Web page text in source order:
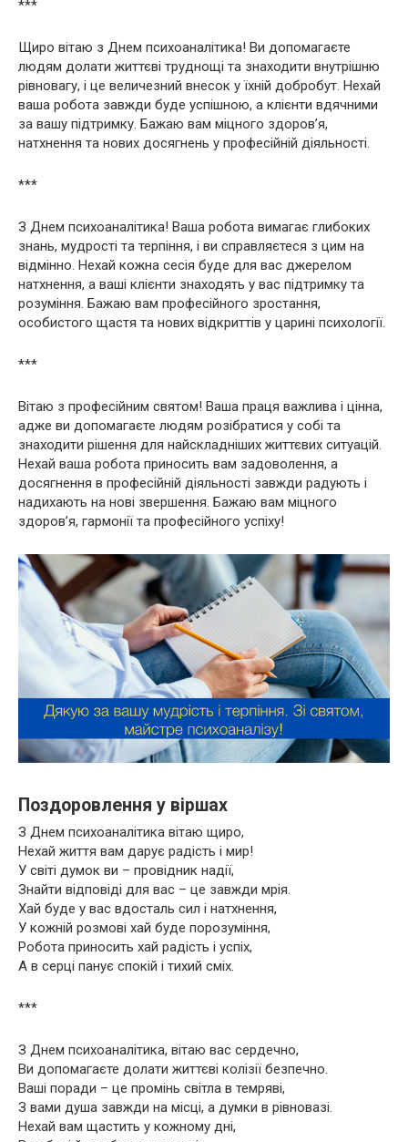
***
Щиро вітаю з Днем психоаналітика! Ви допомагаєте
людям долати життєві труднощі та знаходити внутрішню
рівновагу, і це величезний внесок у їхній добробут. Нехай
ваша робота завжди буде успішною, а клієнти вдячними
за вашу підтримку. Бажаю вам міцного здоров’я,
натхнення та нових досягнень у професійній діяльності.
***
З Днем психоаналітика! Ваша робота вимагає глибоких
знань, мудрості та терпіння, і ви справляєтеся з цим на
відмінно. Нехай кожна сесія буде для вас джерелом
натхнення, а ваші клієнти знаходять у вас підтримку та
розуміння. Бажаю вам професійного зростання,
особистого щастя та нових відкриттів у царині психології.
***
Вітаю з професійним святом! Ваша праця важлива і цінна,
адже ви допомагаєте людям розібратися у собі та
знаходити рішення для найскладніших життєвих ситуацій.
Нехай ваша робота приносить вам задоволення, а
досягнення в професійній діяльності завжди радують і
надихають на нові звершення. Бажаю вам міцного
здоров’я, гармонії та професійного успіху!
Поздоровлення у віршах
З Днем психоаналітика вітаю щиро,
Нехай життя вам дарує радість і мир!
У світі думок ви – провідник надії,
Знайти відповіді для вас – це завжди мрія.
Хай буде у вас вдосталь сил і натхнення,
У кожній розмові хай буде порозуміння,
Робота приносить хай радість і успіх,
А в серці панує спокій і тихий сміх.
***
З Днем психоаналітика, вітаю вас сердечно,
Ви допомагаєте долати життєві колізії безпечно.
Ваші поради – це промінь світла в темряві,
З вами душа завжди на місці, а думки в рівновазі.
Нехай вам щастить у кожному дні,